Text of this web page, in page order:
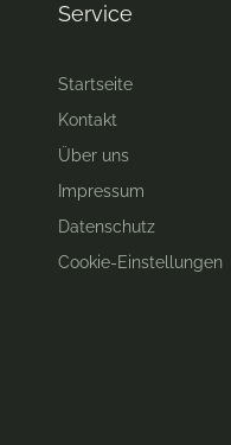
Service
Startseite
Kontakt
Über uns
Impressum
Datenschutz
Cookie-Einstellungen